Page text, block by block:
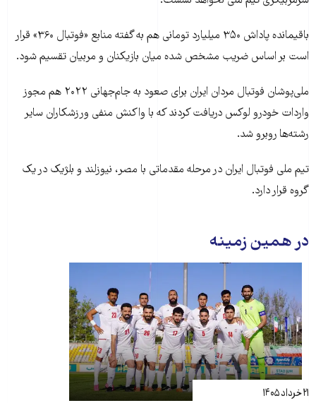
باقیمانده پاداش ۳۵۰ میلیارد تومانی هم به گفته منابع «فوتبال ۳۶۰» قرار
است بر اساس ضریب مشخص شده میان بازیکنان و مربیان تقسیم شود.
ملی‌پوشان فوتبال مردان ایران برای صعود به جام‌جهانی ۲۰۲۲ هم مجوز
واردات خودرو لوکس دریافت کردند که با واکنش منفی ورزشکاران سایر
رشته‌ها روبرو شد.
تیم ملی فوتبال ایران در مرحله مقدماتی با مصر، نیوزلند و بلژیک در یک
گروه قرار دارد.
در همین زمینه
۲۱ خرداد ۱۴۰۵